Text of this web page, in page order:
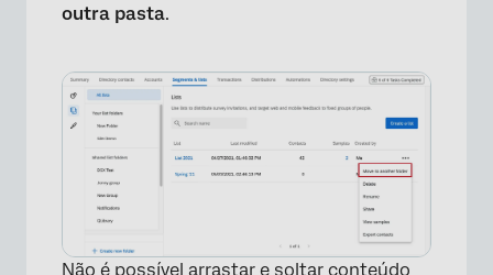
×
outra pasta.
Não é possível arrastar e soltar conteúdo